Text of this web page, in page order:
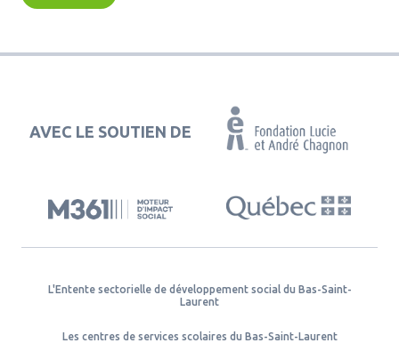
AVEC LE SOUTIEN DE
L'Entente sectorielle de développement social du Bas-Saint-
Laurent
Les centres de services scolaires du Bas-Saint-Laurent